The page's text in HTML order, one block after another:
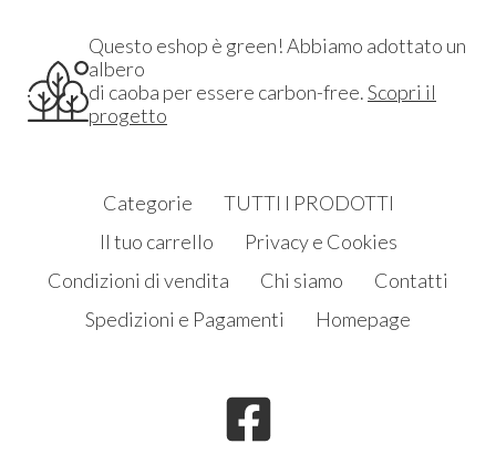
Questo eshop è green! Abbiamo adottato un
albero
di caoba per essere carbon-free.Scopri il
progetto
Categorie
TUTTI I PRODOTTI
Il tuo carrello
Privacy e Cookies
Condizioni di vendita
Chi siamo
Contatti
Spedizioni e Pagamenti
Homepage